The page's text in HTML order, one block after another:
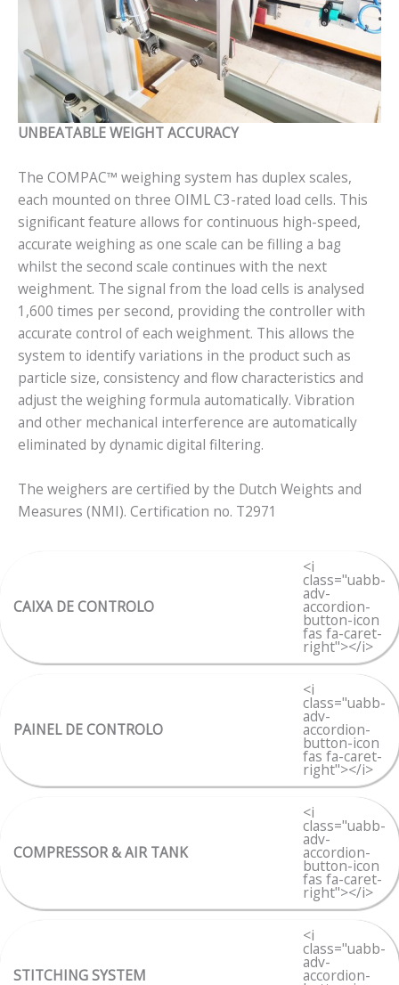
UNBEATABLE WEIGHT ACCURACY
The COMPAC™ weighing system has duplex scales,
each mounted on three OIML C3-rated load cells. This
significant feature allows for continuous high-speed,
accurate weighing as one scale can be filling a bag
whilst the second scale continues with the next
weighment. The signal from the load cells is analysed
1,600 times per second, providing the controller with
accurate control of each weighment. This allows the
system to identify variations in the product such as
particle size, consistency and flow characteristics and
adjust the weighing formula automatically. Vibration
and other mechanical interference are automatically
eliminated by dynamic digital filtering.
The weighers are certified by the Dutch Weights and
Measures (NMI). Certification no. T2971
CAIXA DE CONTROLO
<i
class="uabb-
adv-
accordion-
button-icon
fas fa-caret-
right"></i>
PAINEL DE CONTROLO
<i
class="uabb-
adv-
accordion-
button-icon
fas fa-caret-
right"></i>
COMPRESSOR & AIR TANK
<i
class="uabb-
adv-
accordion-
button-icon
fas fa-caret-
right"></i>
STITCHING SYSTEM
<i
class="uabb-
adv-
accordion-